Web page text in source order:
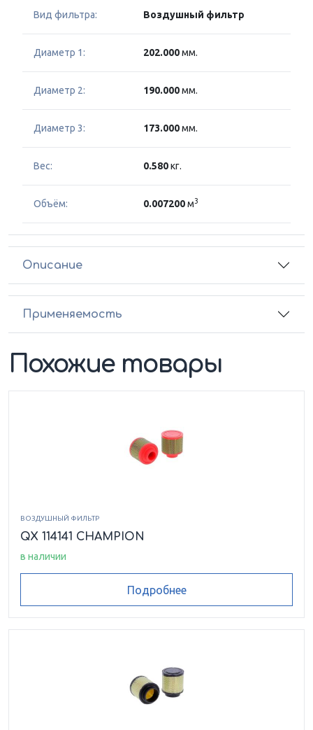
Вид фильтра: Воздушный фильтр
Диаметр 1: 202.000мм.
Диаметр 2: 190.000мм.
Диаметр 3: 173.000мм.
Вес: 0.580кг.
Объём: 0.007200м3
Описание
Применяемость
Похожие товары
ВОЗДУШНЫЙ ФИЛЬТР
QX 114141 CHAMPION
в наличии
Подробнее